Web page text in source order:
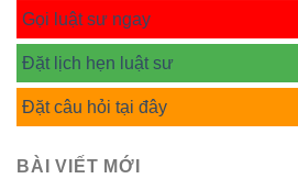
Gọi luật sư ngay
Đặt lịch hẹn luật sư
Đặt câu hỏi tại đây
BÀI VIẾT MỚI